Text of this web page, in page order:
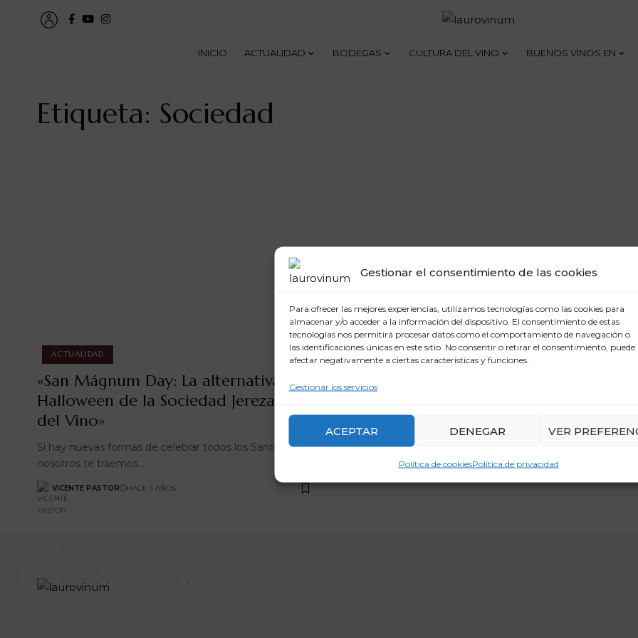
Gestionar el consentimiento de las cookies
Para ofrecer las mejores experiencias, utilizamos tecnologías como las cookies para
almacenar y/o acceder a la información del dispositivo. El consentimiento de estas
tecnologías nos permitirá procesar datos como el comportamiento de navegación o
las identificaciones únicas en este sitio. No consentir o retirar el consentimiento, puede
afectar negativamente a ciertas características y funciones.
Gestionar los servicios
ACEPTAR DENEGAR VER
Política de cookiesPolítica de privacidad
INICIO ACTUALIDAD BODEGAS CULTURA DEL VINO BUENOS VINOS EN
Etiqueta: Sociedad
ACTUALIDAD
«San Mágnum Day: La alternativa al
Halloween de la Sociedad Jerezana
del Vino»
Si hay nuevas formas de celebrar todos los Santos,
nosotros te traemos…
VICENTE PASTOR HACE 3 AÑOS